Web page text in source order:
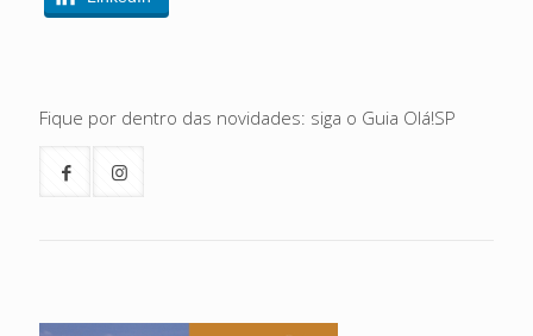
Fique por dentro das novidades: siga o Guia Olá!SP